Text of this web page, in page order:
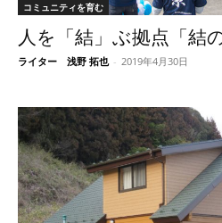
コミュニティを育む
人を「結」ぶ拠点「結
ライター 浅野 拓也 - 2019年4月30日